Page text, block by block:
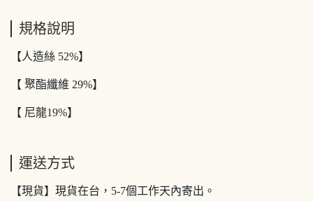
規格說明
【人造絲 52%】
【 聚酯纖維 29%】
【 尼龍19%】
運送方式
【現貨】現貨在台，5-7個工作天內寄出。